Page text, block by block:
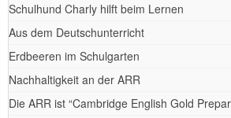
Schulhund Charly hilft beim Lernen
Aus dem Deutschunterricht
Erdbeeren im Schulgarten
Nachhaltigkeit an der ARR
Die ARR ist “Cambridge English Gold